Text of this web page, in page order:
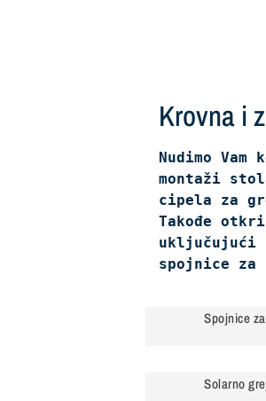
Krovna i
Nudimo
montaži
cipela za
Takođe
uključujući
spojnice
Spojnice
Solarno